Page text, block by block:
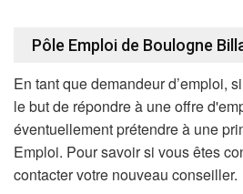
Pôle Emploi de Boulogne
En tant que demandeur d’emploi,
le but de répondre à une offre
éventuellement prétendre à une
Emploi. Pour savoir si vous êtes
contacter votre nouveau conseiller.